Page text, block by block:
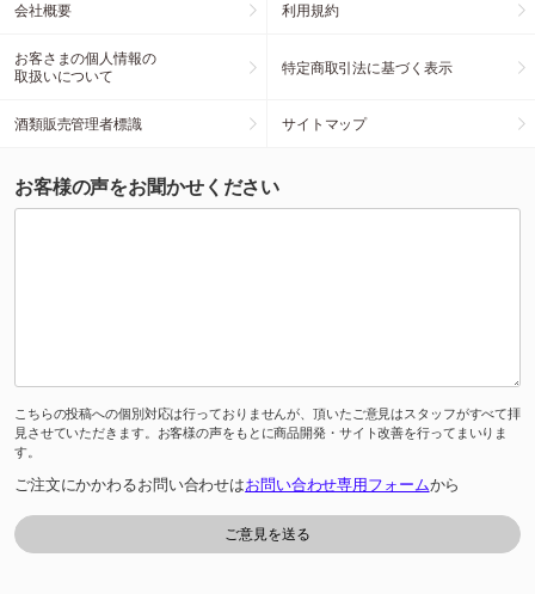
会社概要 利用規約
お客さまの個人情報の
取扱いについて
特定商取引法に基づく表示
酒類販売管理者標識 サイトマップ
お客様の声をお聞かせください
こちらの投稿への個別対応は行っておりませんが、頂いたご意見はスタッフがすべて拝
見させていただきます。お客様の声をもとに商品開発・サイト改善を行ってまいりま
す。
ご注文にかかわるお問い合わせはお問い合わせ専用フォームから